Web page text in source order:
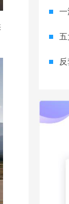
一
五大
反